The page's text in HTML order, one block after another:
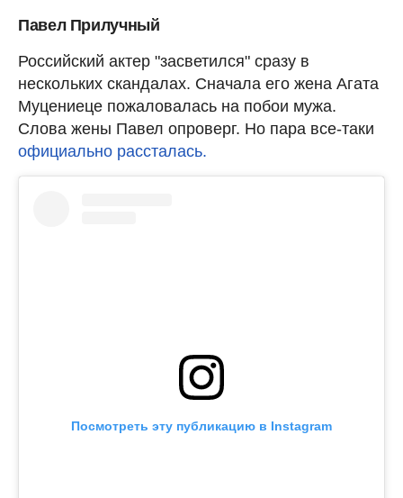
Павел Прилучный
Российский актер "засветился" сразу в
нескольких скандалах. Сначала его жена Агата
Муцениеце пожаловалась на побои мужа.
Слова жены Павел опроверг. Но пара все-таки
официально рассталась.
Посмотреть эту публикацию в Instagram